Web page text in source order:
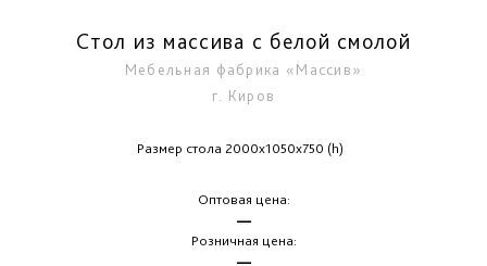
Стол из массива с белой смолой
Мебельная фабрика «Массив»
г. Киров
Размер стола 2000х1050х750 (h)
Оптовая цена:
—
Розничная цена:
—